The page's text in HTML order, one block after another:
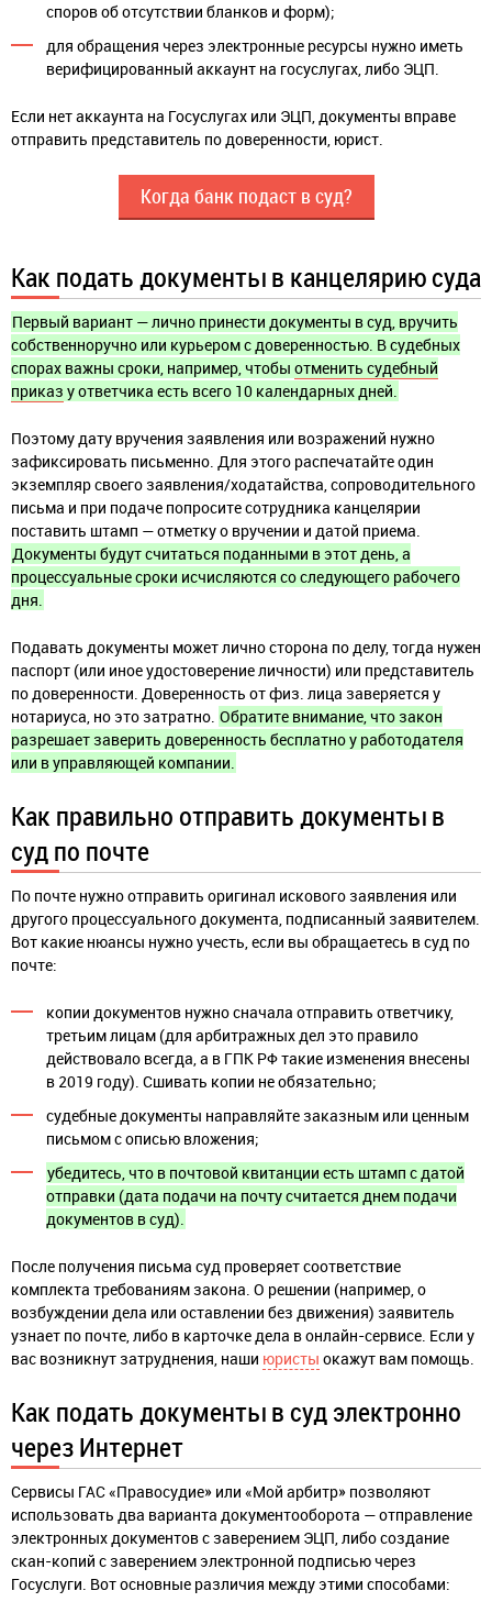
споров об отсутствии бланков и форм);
для обращения через электронные ресурсы нужно иметь
верифицированный аккаунт на госуслугах, либо ЭЦП.
Если нет аккаунта на Госуслугах или ЭЦП, документы вправе
отправить представитель по доверенности, юрист.
Когда банк подаст в суд?
Как подать документы в канцелярию суда
Первый вариант — лично принести документы в суд, вручить
собственноручно или курьером с доверенностью. В судебных
спорах важны сроки, например, чтобы отменить судебный
приказ у ответчика есть всего 10 календарных дней.
Поэтому дату вручения заявления или возражений нужно
зафиксировать письменно. Для этого распечатайте один
экземпляр своего заявления/ходатайства, сопроводительного
письма и при подаче попросите сотрудника канцелярии
поставить штамп — отметку о вручении и датой приема.
Документы будут считаться поданными в этот день, а
процессуальные сроки исчисляются со следующего рабочего
дня.
Подавать документы может лично сторона по делу, тогда нужен
паспорт (или иное удостоверение личности) или представитель
по доверенности. Доверенность от физ. лица заверяется у
нотариуса, но это затратно. Обратите внимание, что закон
разрешает заверить доверенность бесплатно у работодателя
или в управляющей компании.
Как правильно отправить документы в
суд по почте
По почте нужно отправить оригинал искового заявления или
другого процессуального документа, подписанный заявителем.
Вот какие нюансы нужно учесть, если вы обращаетесь в суд по
почте:
копии документов нужно сначала отправить ответчику,
третьим лицам (для арбитражных дел это правило
действовало всегда, а в ГПК РФ такие изменения внесены
в 2019 году). Сшивать копии не обязательно;
судебные документы направляйте заказным или ценным
письмом с описью вложения;
убедитесь, что в почтовой квитанции есть штамп с датой
отправки (дата подачи на почту считается днем подачи
документов в суд).
После получения письма суд проверяет соответствие
комплекта требованиям закона. О решении (например, о
возбуждении дела или оставлении без движения) заявитель
узнает по почте, либо в карточке дела в онлайн-сервисе. Если у
вас возникнут затруднения, наши юристы окажут вам помощь.
Как подать документы в суд электронно
через Интернет
Сервисы ГАС «Правосудие» или «Мой арбитр» позволяют
использовать два варианта документооборота — отправление
электронных документов с заверением ЭЦП, либо создание
скан-копий с заверением электронной подписью через
Госуслуги. Вот основные различия между этими способами: